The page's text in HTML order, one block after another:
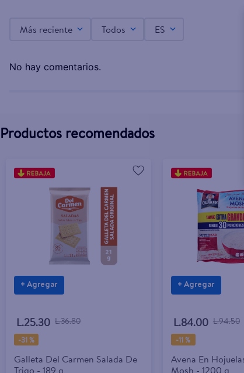
Más reciente Todos ES
No hay comentarios.
Productos recomendados
+ Agregar
L.25.30 L.36.80
-31 %
Galleta Del Carmen Salada De
Trigo - 189 g
+ Agregar
L.84.00 L.94.50
-11 %
Avena En
Mosh - 1200 g